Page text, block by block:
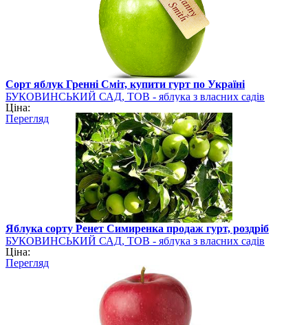
Сорт яблук Гренні Сміт, купити гурт по Україні
БУКОВИНСЬКИЙ САД, ТОВ - яблука з власних садів
Ціна:
Перегляд
Яблука сорту Ренет Симиренка продаж гурт, роздріб
БУКОВИНСЬКИЙ САД, ТОВ - яблука з власних садів
Ціна:
Перегляд